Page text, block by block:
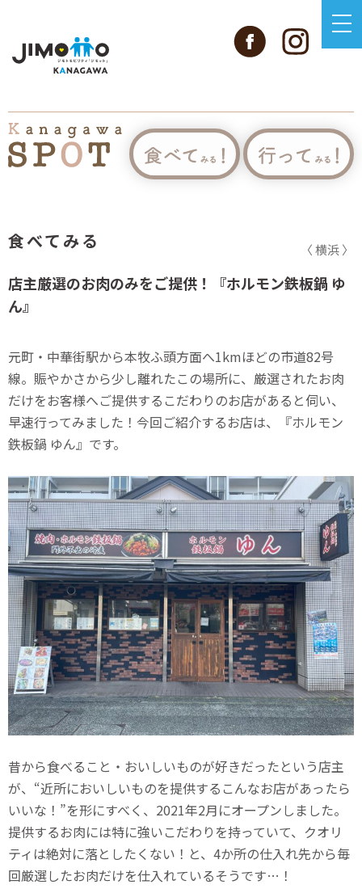
食べてみる 〈 横浜 〉
店主厳選のお肉のみをご提供！『ホルモン鉄板鍋 ゆ
ん』
元町・中華街駅から本牧ふ頭方面へ1kmほどの市道82号
線。賑やかさから少し離れたこの場所に、厳選されたお肉
だけをお客様へご提供するこだわりのお店があると伺い、
早速行ってみました！今回ご紹介するお店は、『ホルモン
鉄板鍋 ゆん』です。
昔から食べること・おいしいものが好きだったという店主
が、“近所においしいものを提供するこんなお店があったら
いいな！”を形にすべく、2021年2月にオープンしました。
提供するお肉には特に強いこだわりを持っていて、クオリ
ティは絶対に落としたくない！と、4か所の仕入れ先から毎
回厳選したお肉だけを仕入れているそうです…！